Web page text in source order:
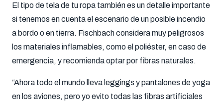
El tipo de tela de tu ropa también es un detalle importante
si tenemos en cuenta el escenario de un posible incendio
a bordo o en tierra. Fischbach considera muy peligrosos
los materiales inflamables, como el poliéster, en caso de
emergencia, y recomienda optar por fibras naturales.
“Ahora todo el mundo lleva leggings y pantalones de yoga
en los aviones, pero yo evito todas las fibras artificiales